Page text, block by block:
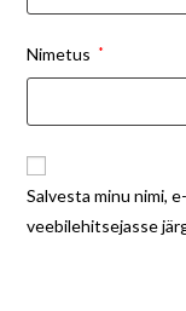
Nimetus *
Salvesta minu nimi,
veebilehitsejasse